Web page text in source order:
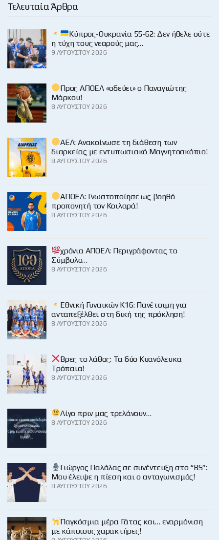
Τελευταία Άρθρα
Κύπρος-Ουκρανία 55-62: Δεν ήθελε ούτε
η τύχη τους νεαρούς μας…
9 ΑΥΓΟΎΣΤΟΥ 2026
Προς ΑΠΟΕΛ «οδεύει» ο Παναγιώτης
Μάρκου!
8 ΑΥΓΟΎΣΤΟΥ 2026
ΑΕΛ: Ανακοίνωσε τη διάθεση των
διαρκείας με εντυπωσιακό Μαγνητοσκόπιο!
8 ΑΥΓΟΎΣΤΟΥ 2026
ΑΠΟΕΛ: Γνωστοποίησε ως βοηθό
προπονητή τον Κοιλαρά!
8 ΑΥΓΟΎΣΤΟΥ 2026
χρόνια ΑΠΟΕΛ: Περιγράφοντας το
Σύμβολο…
8 ΑΥΓΟΎΣΤΟΥ 2026
Εθνική Γυναικών Κ16: Πανέτοιμη για
ανταπεξέλθει στη δική της πρόκληση!
8 ΑΥΓΟΎΣΤΟΥ 2026
Βρες το λάθος: Τα δύο Κυανόλευκα
Τρόπαια!
8 ΑΥΓΟΎΣΤΟΥ 2026
Λίγο πριν μας τρελάνουν…
8 ΑΥΓΟΎΣΤΟΥ 2026
Γιώργος Παλάλας σε συνέντευξη στο “BS”:
Μου έλειψε η πίεση και ο ανταγωνισμός!
8 ΑΥΓΟΎΣΤΟΥ 2026
Παγκόσμια μέρα Γάτας και… εναρμόνιση
με κάποιους χαρακτήρες!